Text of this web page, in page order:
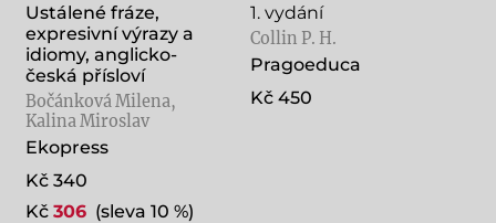
Ustálené fráze,
expresivní výrazy a
idiomy, anglicko-
česká přísloví
Bočánková Milena,
Kalina Miroslav
Ekopress
Kč 340
Kč 306(sleva 10 %)
1. vydání
Collin P. H.
Pragoeduca
Kč 450